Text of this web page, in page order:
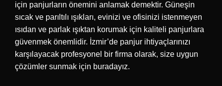
için panjurların önemini anlamak demektir. Güneşin
sıcak ve parıltılı ışıkları, evinizi ve ofisinizi istenmeyen
ısıdan ve parlak ışıktan korumak için kaliteli panjurlara
güvenmek önemlidir. İzmir’de panjur ihtiyaçlarınızı
karşılayacak profesyonel bir firma olarak, size uygun
çözümler sunmak için buradayız.